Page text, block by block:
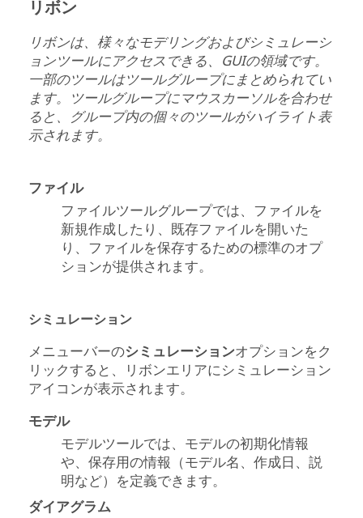
リボン
リボンは、様々なモデリングおよびシミュレーシ
ョンツールにアクセスできる、GUIの領域です。
一部のツールはツールグループにまとめられてい
ます。ツールグループにマウスカーソルを合わせ
ると、グループ内の個々のツールがハイライト表
示されます。
ファイル
ファイルツールグループでは、ファイルを
新規作成したり、既存ファイルを開いた
り、ファイルを保存するための標準のオプ
ションが提供されます。
シミュレーション
メニューバーのシミュレーションオプションをク
リックすると、リボンエリアにシミュレーション
アイコンが表示されます。
モデル
モデルツールでは、モデルの初期化情報
や、保存用の情報（モデル名、作成日、説
明など）を定義できます。
ダイアグラム